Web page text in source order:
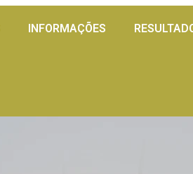
INFORMAÇÕES